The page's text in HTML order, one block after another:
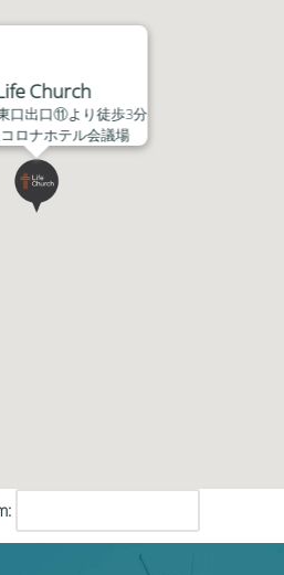
Church
口出口⑪より徒歩3分
ロナホテル会議場